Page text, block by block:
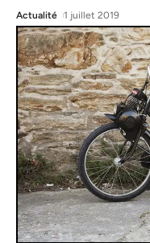
Actualité 1 juillet 2019